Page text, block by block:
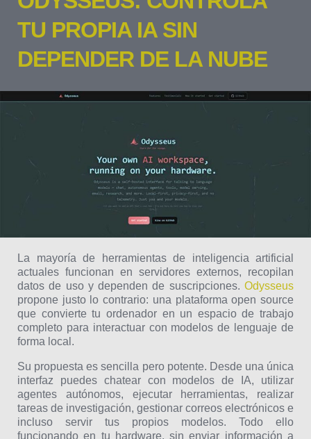
TU PROPIA IA SIN
DEPENDER DE LA NUBE
La mayoría de herramientas de inteligencia artificial
actuales funcionan en servidores externos, recopilan
datos de uso y dependen de suscripciones. Odysseus
propone justo lo contrario: una plataforma open source
que convierte tu ordenador en un espacio de trabajo
completo para interactuar con modelos de lenguaje de
forma local.
Su propuesta es sencilla pero potente. Desde una única
interfaz puedes chatear con modelos de IA, utilizar
agentes autónomos, ejecutar herramientas, realizar
tareas de investigación, gestionar correos electrónicos e
incluso servir tus propios modelos. Todo ello
funcionando en tu hardware, sin enviar información a